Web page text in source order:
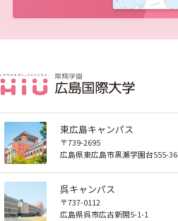
東広島キャンパス
〒739-2695
広島県東広島市黒瀬学園台555-36
呉キャンパス
〒737-0112
広島県呉市広古新開5-1-1